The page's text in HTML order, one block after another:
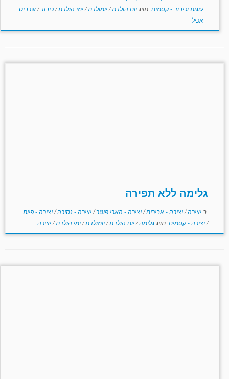
עוגות וכיבוד - קסמים תויגיום הולדת/יומולדת/ימי הולדת/כיבוד/שרביט
אכיל
גלימה ללא תפירה
ב יצירה/יצירה - אבירים/יצירה - הארי פוטר/יצירה - נסיכה/יצירה - פיות
/יצירה - קסמים תויגגלימה/יום הולדת/יומולדת/ימי הולדת/יצירה